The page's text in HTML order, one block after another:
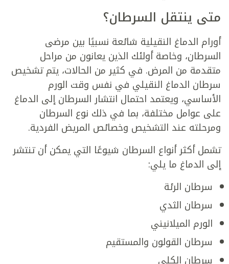
متى ينتقل السرطان؟
أورام الدماغ النقيلية شائعة نسبيًا بين مرضى
السرطان، وخاصة أولئك الذين يعانون من مراحل
متقدمة من المرض. في كثير من الحالات، يتم تشخيص
سرطان الدماغ النقيلي في نفس وقت الورم
الأساسي، ويعتمد احتمال انتشار السرطان إلى الدماغ
على عوامل مختلفة، بما في ذلك نوع السرطان
ومرحلته عند التشخيص وخصائص المريض الفردية.
تشمل أكثر أنواع السرطان شيوعًا التي يمكن أن تنتشر
إلى الدماغ ما يلي:
سرطان الرئة
سرطان الثدي
الورم الميلانيني
سرطان القولون والمستقيم
سرطان الكلى